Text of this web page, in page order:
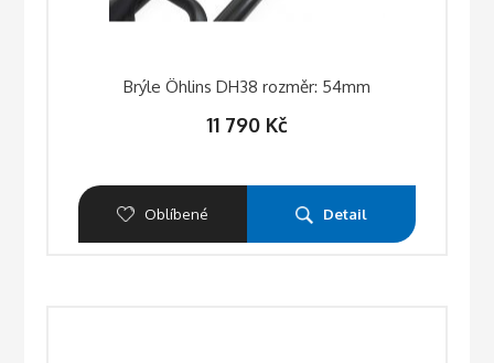
Brýle Öhlins DH38 rozměr: 54mm
11 790 Kč
Oblíbené Detail